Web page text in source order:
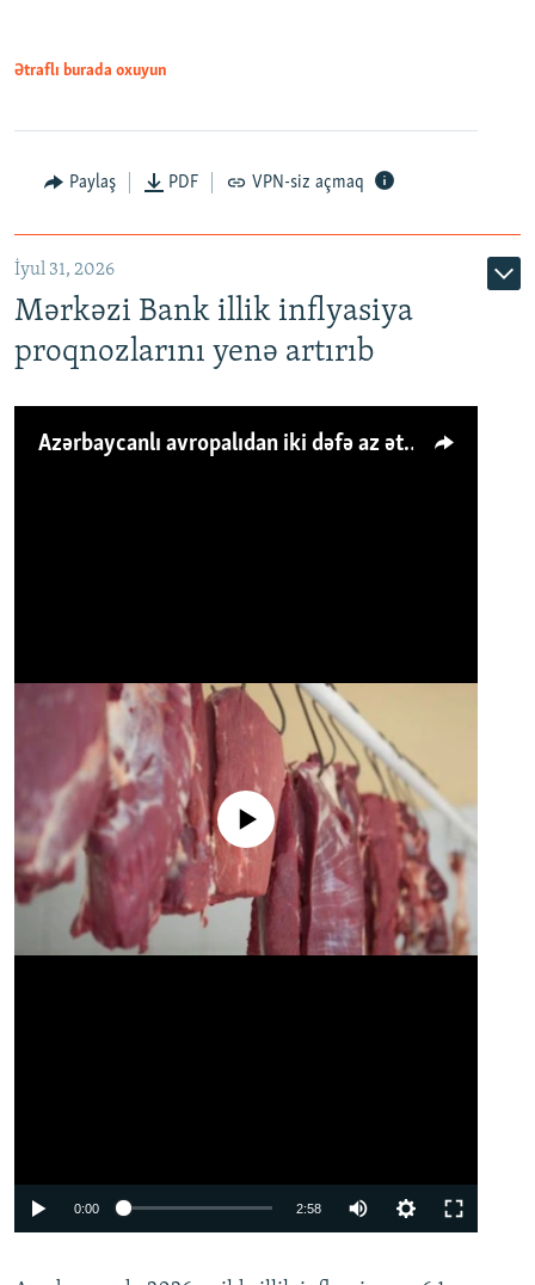
Ətraflı burada oxuyun
Paylaş PDF VPN-siz açmaq
İyul 31, 2026
Mərkəzi Bank illik inflyasiya
proqnozlarını yenə artırıb
Azərbaycanlı avropalıdan iki dəfə az ət yeyir, amma... 'Qiymət artımı qaçılmazdır'
No media source currently available
0:00 2:58